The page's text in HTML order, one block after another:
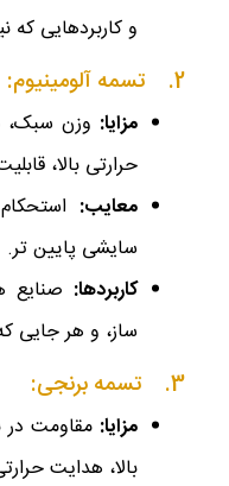
و کاربردهایی که
2. تسمه آلومینیوم:
مزایا: وزن سبک،
حرارتی بالا،
معایب:
سایشی پایین ‌تر.
کاربردها: صنایع
ساز، و هر جایی
3. تسمه برنجی:
مزایا: مقاومت در
بالا، هدایت